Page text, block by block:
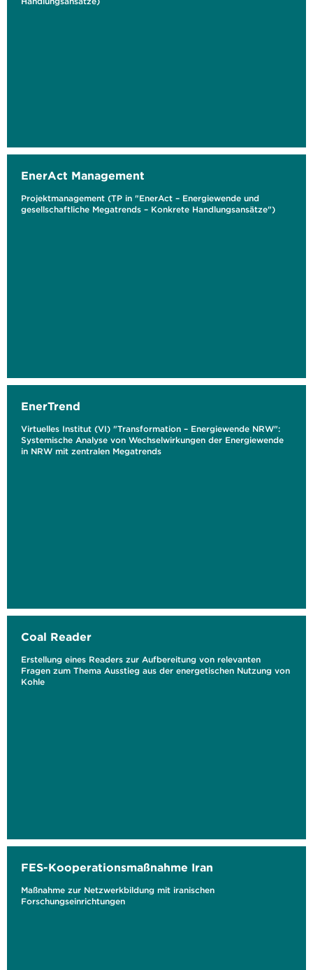
EnerAct Management
Projektmanagement (TP in "EnerAct – Energiewende und
gesellschaftliche Megatrends – Konkrete Handlungsansätze")
EnerTrend
Virtuelles Institut (VI) "Transformation – Energiewende NRW":
Systemische Analyse von Wechselwirkungen der Energiewende
in NRW mit zentralen Megatrends
Coal Reader
Erstellung eines Readers zur Aufbereitung von relevanten
Fragen zum Thema Ausstieg aus der energetischen Nutzung von
Kohle
FES-Kooperationsmaßnahme Iran
Maßnahme zur Netzwerkbildung mit iranischen
Forschungseinrichtungen